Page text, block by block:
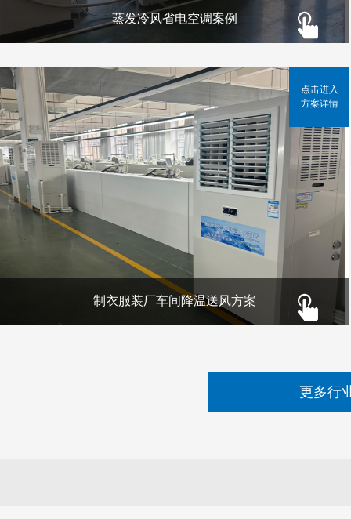
蒸发冷风省电空调案例
制衣服装厂车间降温送风方案
点击进入
方案详情
更多行